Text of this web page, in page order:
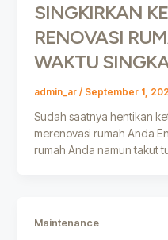
SINGKIRKAN
RENOVASI
WAKTU
admin_ar / September 1,
Sudah saatnya hentikan
merenovasi rumah Anda
rumah Anda namun takut
Maintenance